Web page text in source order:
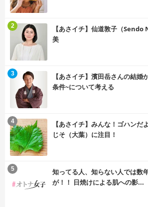
【あさイチ】仙道敦子（
美
2
【あさイチ】濱田岳さんの結婚
条件~について考える
3
【あさイチ】みんな！ゴハンだ
じそ（大葉）に注目！
4
知ってる人、知らない人では数
が！！ 日焼けによる肌への影...
5